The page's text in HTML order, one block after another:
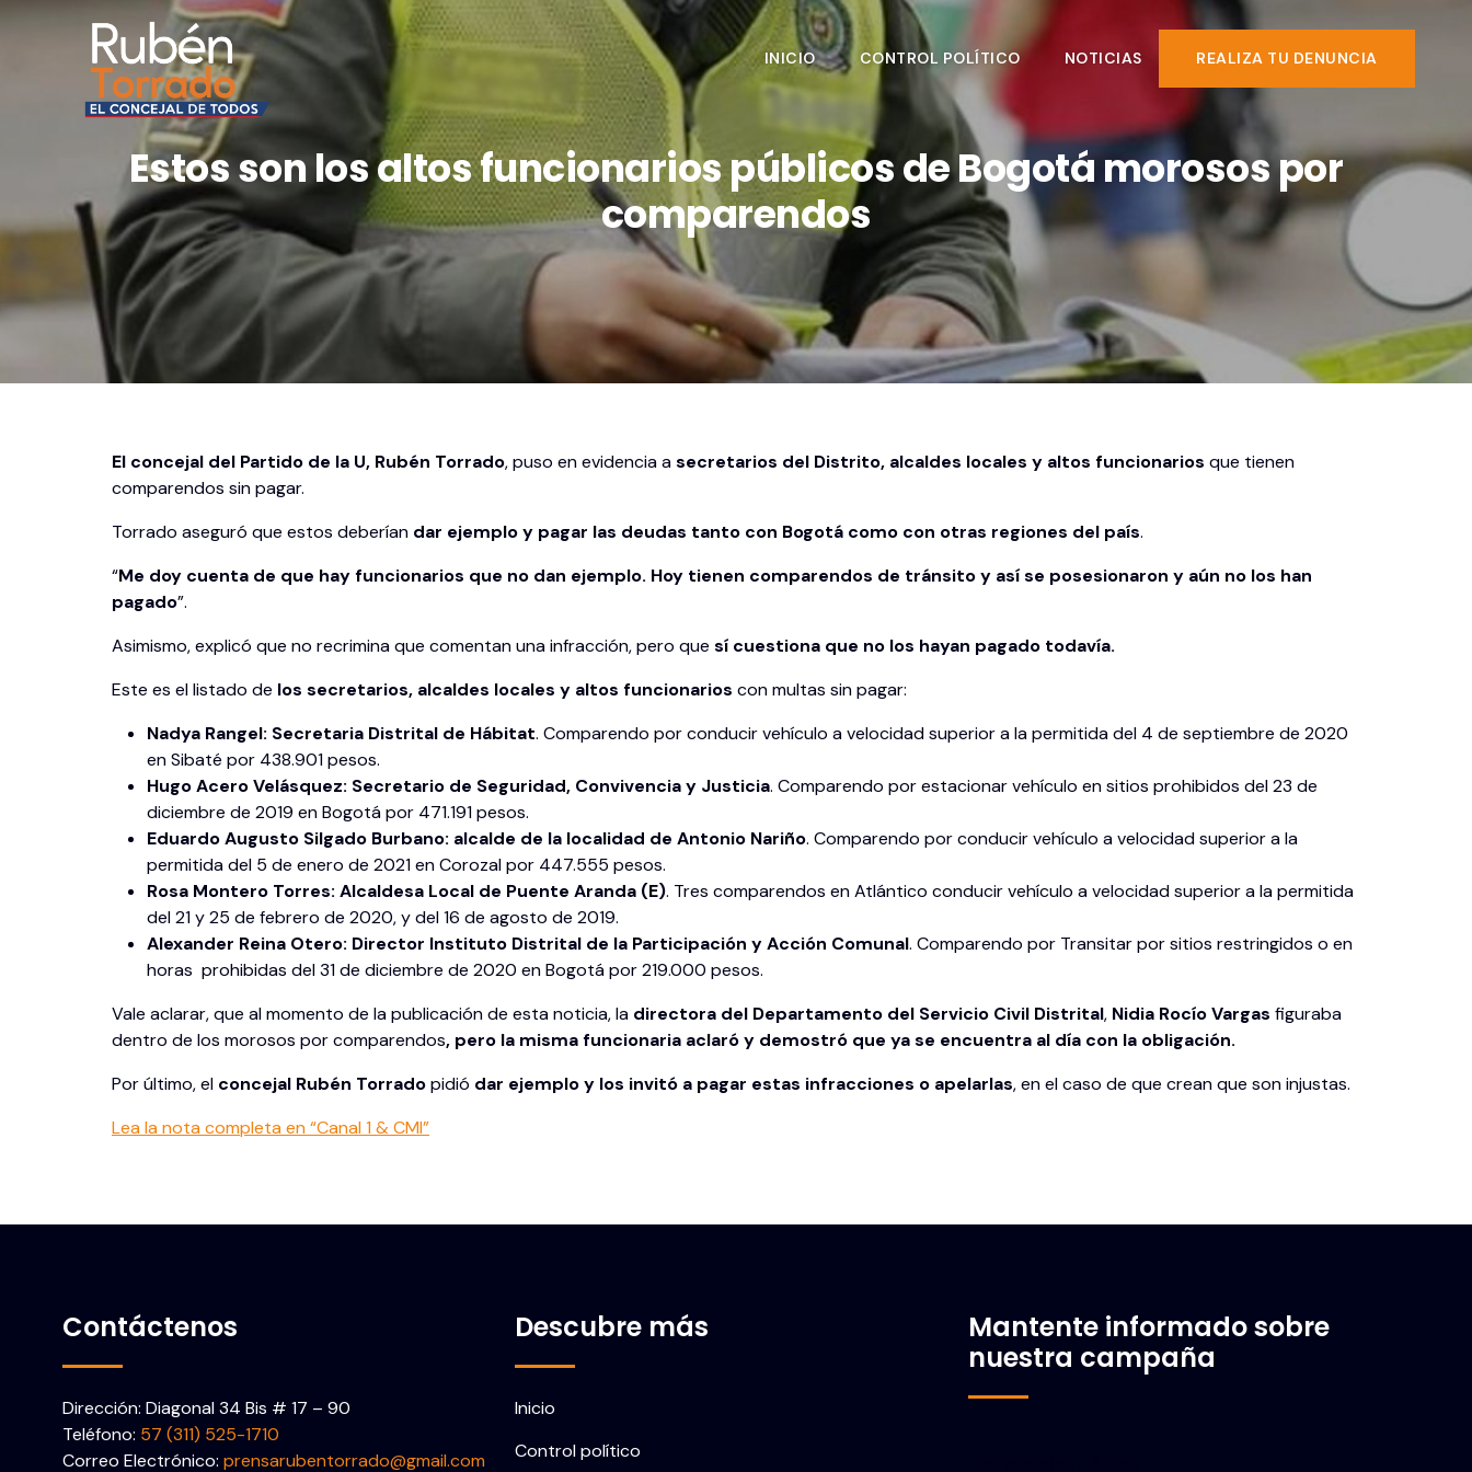
INICIO CONTROL POLÍTICO NOTICIAS REALIZA TU DENUNCIA
Estos son los altos funcionarios públicos de Bogotá morosos por
comparendos
El concejal del Partido de la U, Rubén Torrado, puso en evidencia asecretarios del Distrito, alcaldes locales y altos funcionarios que tienen
comparendos sin pagar.
Torrado aseguró que estos deberían dar ejemplo y pagar las deudas tanto con Bogotá como con otras regiones del país.
“Me doy cuenta de que hay funcionarios que no dan ejemplo. Hoy tienen comparendos de tránsito y así se posesionaron y aún no los han
pagado”.
Asimismo, explicó que no recrimina que comentan una infracción, pero que sí cuestiona que no los hayan pagado todavía.
Este es el listado de los secretarios, alcaldes locales y altos funcionarios con multas sin pagar:
Nadya Rangel: Secretaria Distrital de Hábitat. Comparendo por conducir vehículo a velocidad superior a la permitida del 4 de septiembre de 2020
en Sibaté por 438.901 pesos.
Hugo Acero Velásquez: Secretario de Seguridad, Convivencia y Justicia. Comparendo por estacionar vehículo en sitios prohibidos del 23 de
diciembre de 2019 en Bogotá por 471.191 pesos.
Eduardo Augusto Silgado Burbano: alcalde de la localidad de Antonio Nariño. Comparendo por conducir vehículo a velocidad superior a la
permitida del 5 de enero de 2021 en Corozal por 447.555 pesos.
Rosa Montero Torres: Alcaldesa Local de Puente Aranda (E). Tres comparendos en Atlántico conducir vehículo a velocidad superior a la permitida
del 21 y 25 de febrero de 2020, y del 16 de agosto de 2019.
Alexander Reina Otero: Director Instituto Distrital de la Participación y Acción Comunal. Comparendo por Transitar por sitios restringidos o en
horas prohibidas del 31 de diciembre de 2020 en Bogotá por 219.000 pesos.
Vale aclarar, que al momento de la publicación de esta noticia, la directora del Departamento del Servicio Civil Distrital, Nidia Rocío Vargas figuraba
dentro de los morosos por comparendos, pero la misma funcionaria aclaró y demostró que ya se encuentra al día con la obligación.
Por último, el concejal Rubén Torradopidió dar ejemplo y los invitó a pagar estas infracciones o apelarlas, en el caso de que crean que son injustas.
Lea la nota completa en “Canal 1 & CMI”
Contáctenos
Dirección: Diagonal 34 Bis # 17 – 90
Teléfono: 57 (311) 525-1710
Correo Electrónico: prensarubentorrado@gmail.com
Descubre más
Inicio
Control político
Mantente informado sobre
nuestra campaña